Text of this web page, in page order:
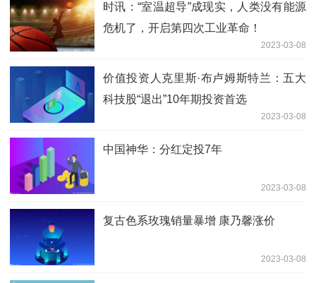
时讯：“室温超导”成现实，人类没有能源
危机了，开启第四次工业革命！
2023-03-08
价值投资人克里斯·布卢姆斯特兰：五大
科技股“退出”10年期投资首选
2023-03-08
中国神华：分红定投7年
2023-03-08
复古色系玫瑰销量暴增 康乃馨涨价
2023-03-08